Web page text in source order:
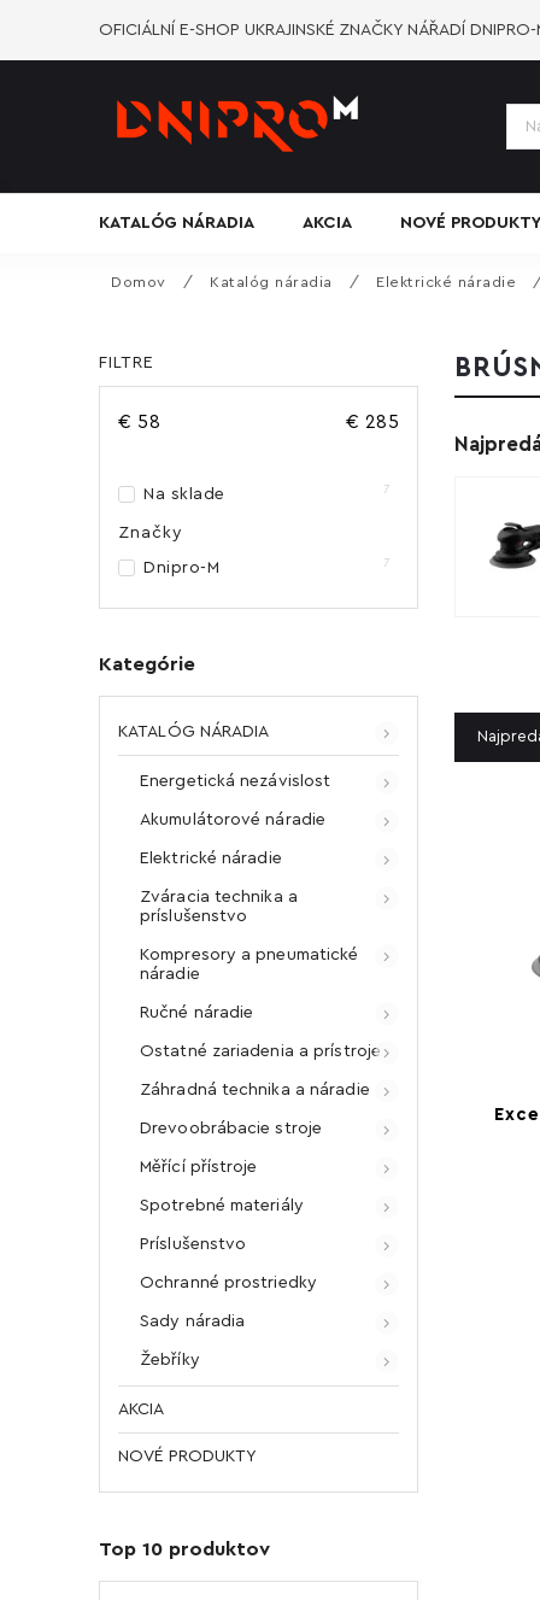
OFICIÁLNÍ E-SHOP UKRAJINSKÉ ZNAČKY NÁŘADÍ
KATALÓG NÁRADIA AKCIA NOVÉ PRODUKTY
Domov / Katalóg náradia / Elektrické náradie
FILTRE
€ 58 € 285
Na sklade 7
Značky
Dnipro-M 7
Kategórie
KATALÓG NÁRADIA
Energetická nezávislost
Akumulátorové náradie
Elektrické náradie
Zváracia technika a
príslušenstvo
Kompresory a pneumatické
náradie
Ručné náradie
Ostatné zariadenia a prístroje
Záhradná technika a náradie
Drevoobrábacie stroje
Měřící přístroje
Spotrebné materiály
Príslušenstvo
Ochranné prostriedky
Sady náradia
Žebříky
AKCIA
NOVÉ PRODUKTY
Top 10 produktov